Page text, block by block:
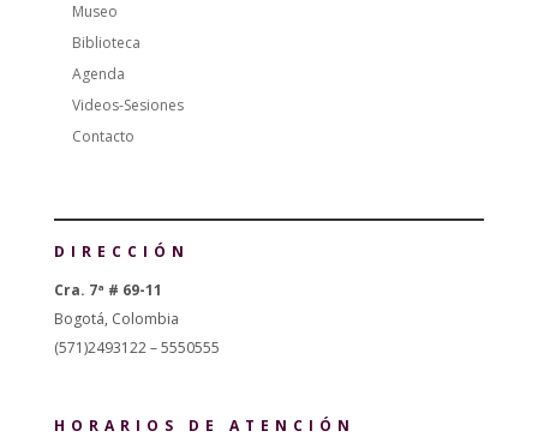
Museo
Biblioteca
Agenda
Videos-Sesiones
Contacto
DIRECCIÓN
Cra. 7ª # 69-11
Bogotá, Colombia
(571)2493122 – 5550555
HORARIOS DE ATENCIÓN